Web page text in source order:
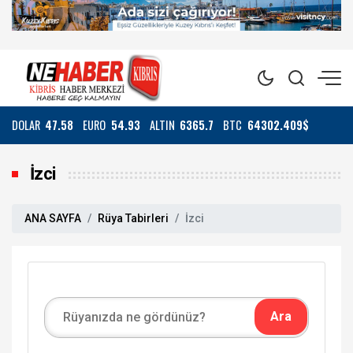
DOLAR 47.58 EURO 54.93 ALTIN 6365.7 BTC 64302.409$
İzci
ANA SAYFA Rüya Tabirleri İzci